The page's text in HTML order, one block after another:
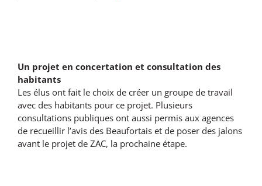
Un projet en concertation et consultation des
habitants
Les élus ont fait le choix de créer un groupe de travail
avec des habitants pour ce projet. Plusieurs
consultations publiques ont aussi permis aux agences
de recueillir l’avis des Beaufortais et de poser des jalons
avant le projet de ZAC, la prochaine étape.